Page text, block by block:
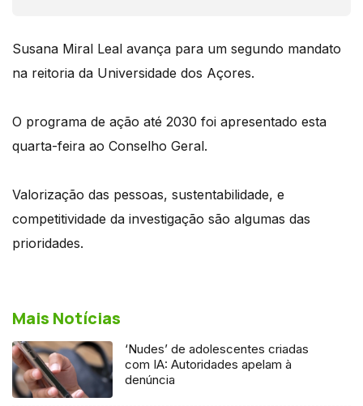
Susana Miral Leal avança para um segundo mandato
na reitoria da Universidade dos Açores.
O programa de ação até 2030 foi apresentado esta
quarta-feira ao Conselho Geral.
Valorização das pessoas, sustentabilidade, e
competitividade da investigação são algumas das
prioridades.
Mais Notícias
‘Nudes’ de adolescentes criadas
com IA: Autoridades apelam à
denúncia